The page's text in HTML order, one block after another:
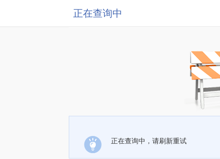
正在查询中
正在查询中，请刷新重试